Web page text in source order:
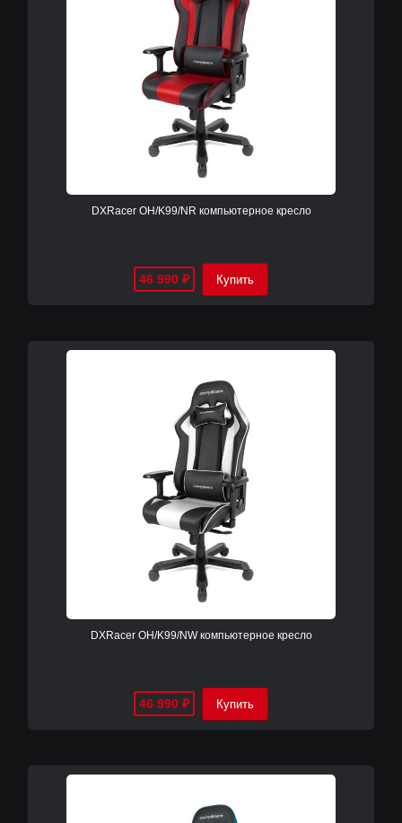
DXRacer OH/K99/NR компьютерное кресло
46 990 ₽
DXRacer OH/K99/NW компьютерное кресло
46 990 ₽